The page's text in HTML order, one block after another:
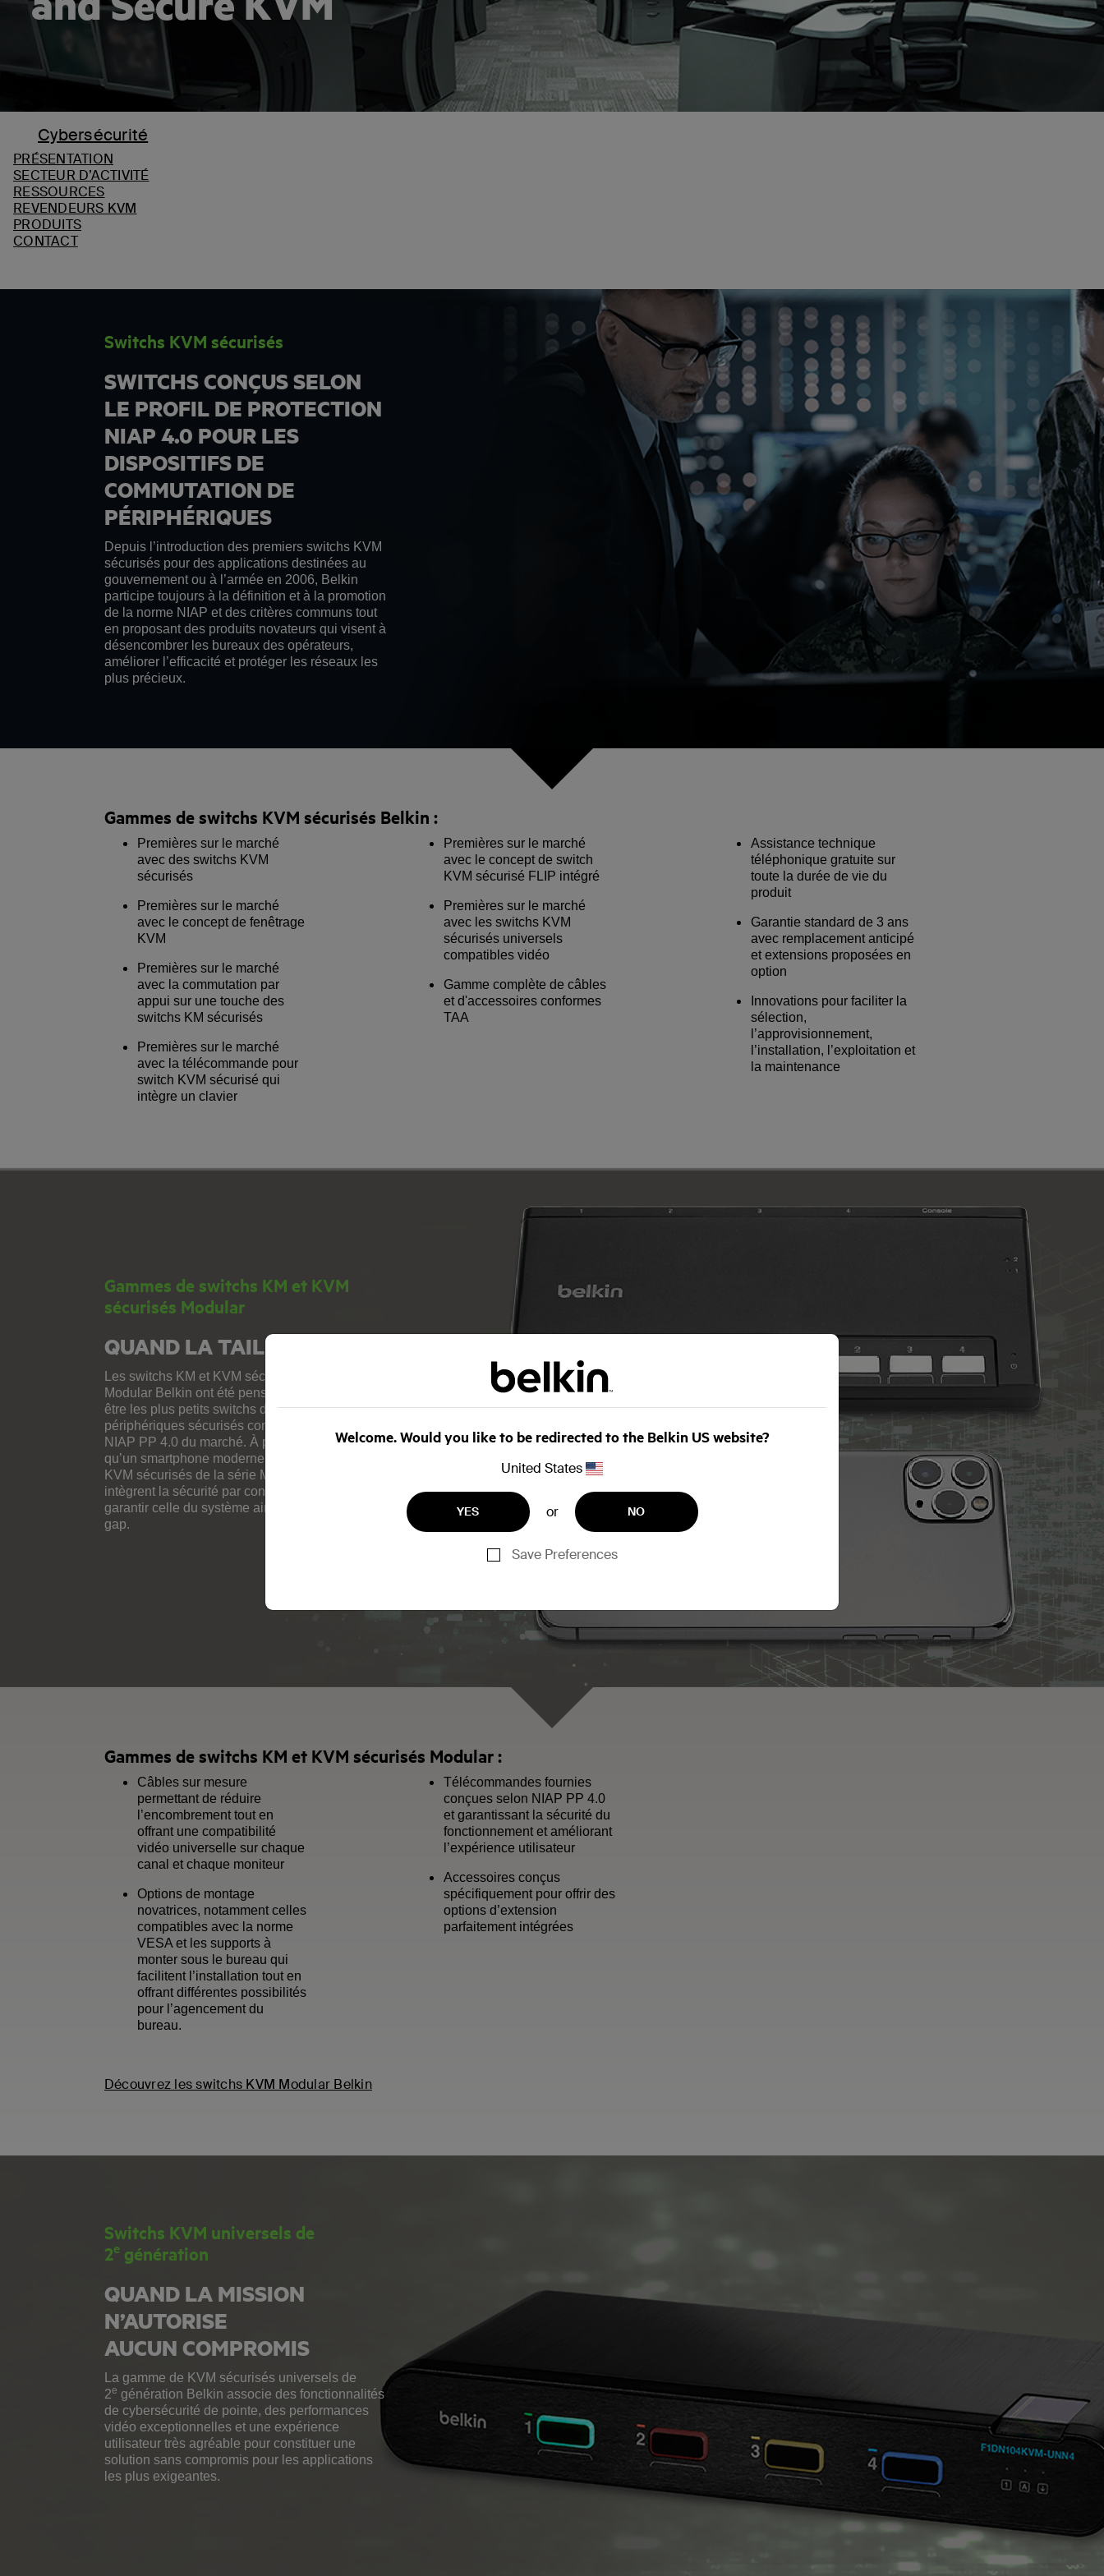
Cybersécurité
PRÉSENTATION
SECTEUR D’ACTIVITÉ
RESSOURCES
REVENDEURS KVM
PRODUITS
CONTACT
Switchs KVM sécurisés
SWITCHS CONÇUS SELON
LE PROFIL DE PROTECTION
NIAP 4.0 POUR LES
DISPOSITIFS DE
COMMUTATION DE
PÉRIPHÉRIQUES
Depuis l’introduction des premiers switchs KVM
sécurisés pour des applications destinées au
gouvernement ou à l’armée en 2006, Belkin
participe toujours à la définition et à la promotion
de la norme NIAP et des critères communs tout
en proposant des produits novateurs qui visent à
désencombrer les bureaux des opérateurs,
améliorer l’efficacité et protéger les réseaux les
plus précieux.
Gammes de switchs KVM sécurisés Belkin :
Premières sur le marché
avec des switchs KVM
sécurisés
Premières sur le marché
avec le concept de fenêtrage
KVM
Premières sur le marché
avec la commutation par
appui sur une touche des
switchs KM sécurisés
Premières sur le marché
avec la télécommande pour
switch KVM sécurisé qui
intègre un clavier
Premières sur le marché
avec le concept de switch
KVM sécurisé FLIP intégré
Premières sur le marché
avec les switchs KVM
sécurisés universels
compatibles vidéo
Gamme complète de câbles
et d'accessoires conformes
TAA
Assistance technique
téléphonique gratuite sur
toute la durée de vie du
produit
Garantie standard de 3 ans
avec remplacement anticipé
et extensions proposées en
option
Innovations pour faciliter la
sélection,
l’approvisionnement,
l’installation, l’exploitation et
la maintenance
Gammes de switchs KM et KVM
sécurisés Modular
QUAND LA TAILLE COMPTE
Les switchs KM et KVM sécurisés de la gamme
Modular Belkin ont été pensés et fabriqués pour
être les plus petits switchs de partage de
périphériques sécurisés conçus selon la norme
NIAP PP 4.0 du marché. À peine plus larges
qu’un smartphone moderne, les switchs KM et
KVM sécurisés de la série Modular Belkin
intègrent la sécurité par construction afin de
garantir celle du système ainsi que l’isolation air
gap.
Gammes de switchs KM et KVM sécurisés Modular :
Câbles sur mesure
permettant de réduire
l’encombrement tout en
offrant une compatibilité
vidéo universelle sur chaque
canal et chaque moniteur
Options de montage
novatrices, notamment celles
compatibles avec la norme
VESA et les supports à
monter sous le bureau qui
facilitent l’installation tout en
offrant différentes possibilités
pour l’agencement du
bureau.
Télécommandes fournies
conçues selon NIAP PP 4.0
et garantissant la sécurité du
fonctionnement et améliorant
l’expérience utilisateur
Accessoires conçus
spécifiquement pour offrir des
options d’extension
parfaitement intégrées
Découvrez les switchs KVM Modular Belkin
Switchs KVM universels de
2egénération
QUAND LA MISSION
N’AUTORISE
AUCUN COMPROMIS
La gamme de KVM sécurisés universels de
2e génération Belkin associe des fonctionnalités
de cybersécurité de pointe, des performances
vidéo exceptionnelles et une expérience
utilisateur très agréable pour constituer une
solution sans compromis pour les applications
les plus exigeantes.
Welcome. Would you like to be redirected to the Belkin US website?
United States
YES or NO
Save Preferences